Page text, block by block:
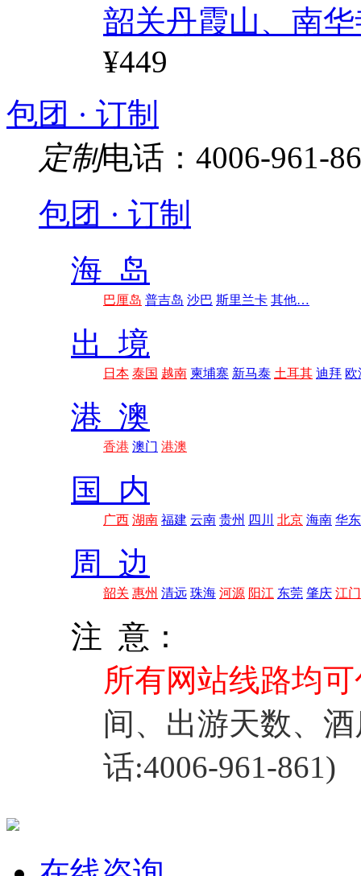
韶关丹霞山、南
¥449
包团 · 订制
定制电话：4006-961-
包团 · 订制
海 岛
巴厘岛 普吉岛 沙巴 斯里兰卡 其他…
出 境
日本 泰国 越南 柬埔寨 新马泰 土耳其 迪拜 欧
港 澳
香港 澳门 港澳
国 内
广西 湖南 福建 云南 贵州 四川 北京 海南 华东
周 边
韶关 惠州 清远 珠海 河源 阳江 东莞 肇庆 江门
注 意：
所有网站线路均
间、出游天数、
话:4006-961-861)